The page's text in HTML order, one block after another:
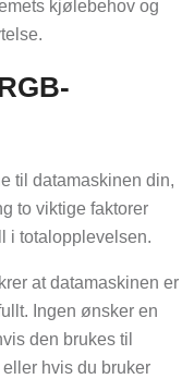
kjølebehov og
til datamaskinen din,
to viktige faktorer
i totalopplevelsen.
at datamaskinen er
Ingen ønsker en
den brukes til
hvis du bruker